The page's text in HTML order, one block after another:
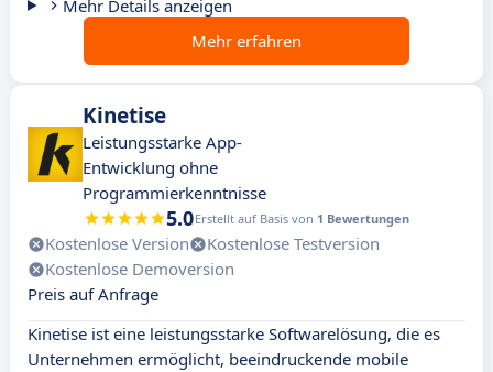
Mehr Details anzeigen
Mehr erfahren
Kinetise
Leistungsstarke App-
Entwicklung ohne
Programmierkenntnisse
5.0Erstellt auf Basis von 1 Bewertungen
Kostenlose Version
Kostenlose Testversion
Kostenlose Demoversion
Preis auf Anfrage
Kinetise ist eine leistungsstarke Softwarelösung, die es
Unternehmen ermöglicht, beeindruckende mobile